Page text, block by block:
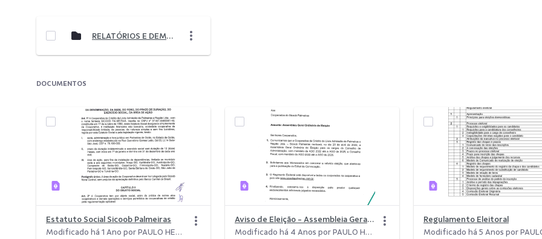
RELATÓRIOS E DEMONSTRAÇÕES
DOCUMENTOS
Estatuto Social Sicoob Palmeiras
Modificado há 1 Ano por PAULO HENRIQUE ABREU NEIVA.
Aviso de Eleição - Assembleia Geral Ordinária de Eleição
Modificado há 4 Anos por PAULO HENRIQUE ABREU NEIVA.
Regulamento Eleitoral